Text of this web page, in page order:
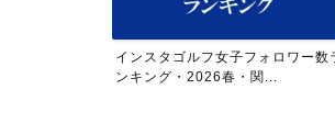
ゴルフ女子YouTube登録者数ラン
キング・2025秋